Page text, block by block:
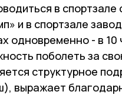
в спортзале
и в спортзале
одновременно - в
поболеть за
структурное
выражает